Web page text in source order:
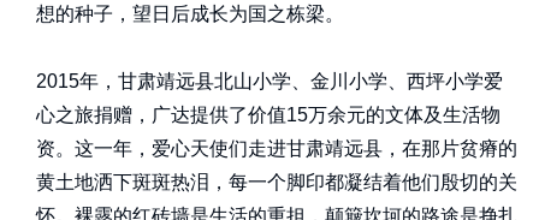
想的种子，望日后成长为国之栋梁。
2015年，甘肃靖远县北山小学、金川小学、西坪小学爱
心之旅捐赠，广达提供了价值15万余元的文体及生活物
资。这一年，爱心天使们走进甘肃靖远县，在那片贫瘠的
黄土地洒下斑斑热泪，每一个脚印都凝结着他们殷切的关
怀。裸露的红砖墙是生活的重担，颠簸坎坷的路途是挣扎